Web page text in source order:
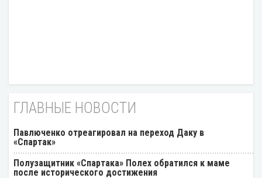
ГЛАВНЫЕ НОВОСТИ
Павлюченко отреагировал на переход Даку в
«Спартак»
Полузащитник «Спартака» Полех обратился к маме
после исторического достижения